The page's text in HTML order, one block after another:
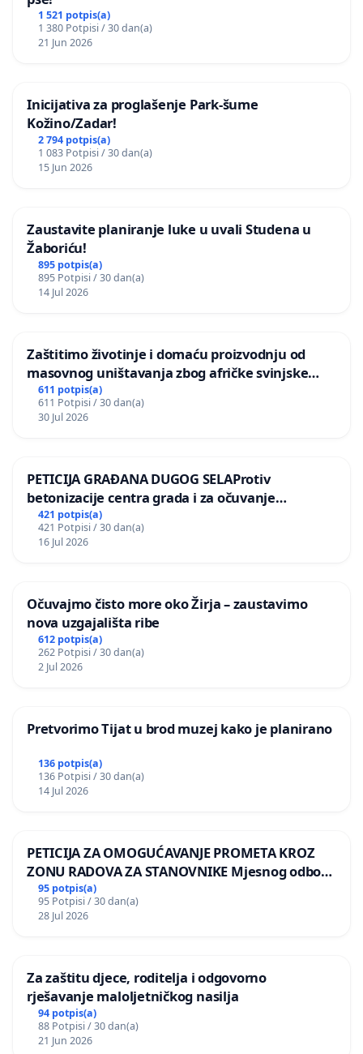
1 521 potpis(a)
1 380 Potpisi / 30 dan(a)
21 Jun 2026
Inicijativa za proglašenje Park-šume
Kožino/Zadar!
2 794 potpis(a)
1 083 Potpisi / 30 dan(a)
15 Jun 2026
Zaustavite planiranje luke u uvali Studena u
Žaboriću!
895 potpis(a)
895 Potpisi / 30 dan(a)
14 Jul 2026
Zaštitimo životinje i domaću proizvodnju od
masovnog uništavanja zbog afričke svinjske
kuge
611 potpis(a)
611 Potpisi / 30 dan(a)
30 Jul 2026
PETICIJA GRAĐANA DUGOG SELAProtiv
betonizacije centra grada i za očuvanje
postojećih zelenih površina i odraslih stabala pri
donošenju izmjena urbanističkog plana
421 potpis(a)
421 Potpisi / 30 dan(a)
16 Jul 2026
Očuvajmo čisto more oko Žirja – zaustavimo
nova uzgajališta ribe
612 potpis(a)
262 Potpisi / 30 dan(a)
2 Jul 2026
Pretvorimo Tijat u brod muzej kako je planirano
136 potpis(a)
136 Potpisi / 30 dan(a)
14 Jul 2026
PETICIJA ZA OMOGUĆAVANJE PROMETA KROZ
ZONU RADOVA ZA STANOVNIKE Mjesnog odbora
Kamensko i Lemić Brdo
95 potpis(a)
95 Potpisi / 30 dan(a)
28 Jul 2026
Za zaštitu djece, roditelja i odgovorno
rješavanje maloljetničkog nasilja
94 potpis(a)
88 Potpisi / 30 dan(a)
21 Jun 2026